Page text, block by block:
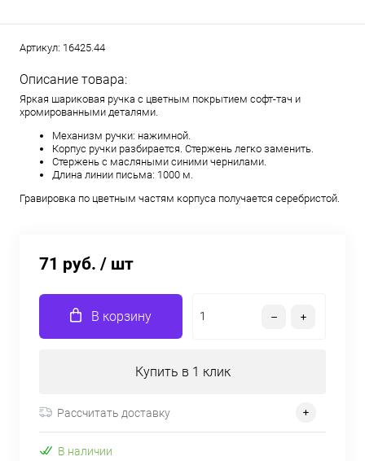
Артикул: 16425.44
Описание товара:
Яркая шариковая ручка с цветным покрытием софт-тач и
хромированными деталями.
Механизм ручки: нажимной.
Корпус ручки разбирается. Стержень легко заменить.
Стержень с масляными синими чернилами.
Длина линии письма: 1000 м.
Гравировка по цветным частям корпуса получается серебристой.
71 руб. / шт
В корзину
Купить в 1 клик
Рассчитать доставку
В наличии